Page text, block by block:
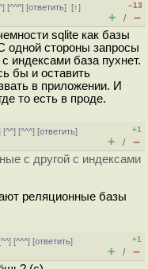
] [^^^] [ответить][↑]
–13
+ / –
sqlite как базы
одной стороны запросы
индексами база пухнет.
бы и оставить
в приложении. И
то есть в проде.
[^^] [^^^] [ответить]
+1
+ / –
с другой с индексами
реляционные базы
^^] [^^^] [ответить]
+1
+ / –